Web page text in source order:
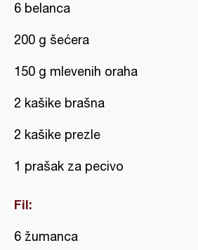
6 belanca
200 g šećera
150 g mlevenih oraha
2 kašike brašna
2 kašike prezle
1 prašak za pecivo
Fil:
6 žumanca